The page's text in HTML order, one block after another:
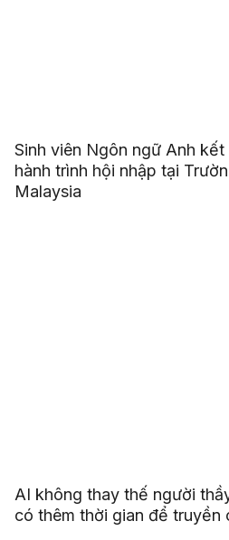
Sinh viên Ngôn ngữ Anh
hành trình hội nhập tại
Malaysia
AI không thay thế người
có thêm thời gian để truyền